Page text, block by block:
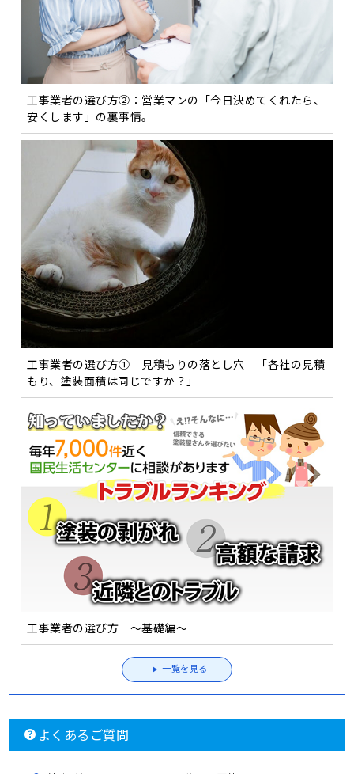
工事業者の選び方②：営業マンの「今日決めてくれたら、
安くします」の裏事情。
工事業者の選び方① 見積もりの落とし穴 「各社の見積
もり、塗装面積は同じですか？」
工事業者の選び方 ～基礎編～
一覧を見る
よくあるご質問